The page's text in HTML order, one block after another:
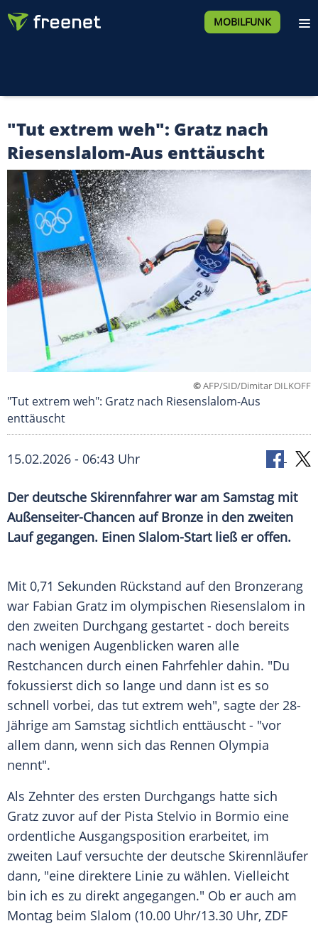
MOBILFUNK
"Tut extrem weh": Gratz nach
Riesenslalom-Aus enttäuscht
©AFP/SID/Dimitar DILKOFF
"Tut extrem weh": Gratz nach Riesenslalom-Aus
enttäuscht
15.02.2026 - 06:43 Uhr
Der deutsche Skirennfahrer war am Samstag mit
Außenseiter-Chancen auf Bronze in den zweiten
Lauf gegangen. Einen Slalom-Start ließ er offen.
Mit 0,71 Sekunden Rückstand auf den Bronzerang
war Fabian Gratz im olympischen Riesenslalom in
den zweiten Durchgang gestartet - doch bereits
nach wenigen Augenblicken waren alle
Restchancen durch einen Fahrfehler dahin. "Du
fokussierst dich so lange und dann ist es so
schnell vorbei, das tut extrem weh", sagte der 28-
Jährige am Samstag sichtlich enttäuscht - "vor
allem dann, wenn sich das Rennen Olympia
nennt".
Als Zehnter des ersten Durchgangs hatte sich
Gratz zuvor auf der Pista Stelvio in Bormio eine
ordentliche Ausgangsposition erarbeitet, im
zweiten Lauf versuchte der deutsche Skirennläufer
dann, "eine direktere Linie zu wählen. Vielleicht
bin ich es zu direkt angegangen." Ob er auch am
Montag beim Slalom (10.00 Uhr/13.30 Uhr, ZDF